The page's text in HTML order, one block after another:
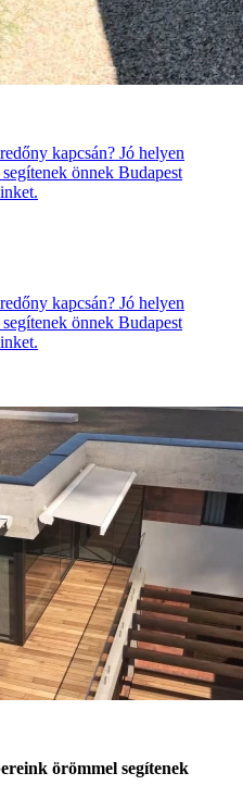
kapcsán? Jó helyen
önnek Budapest
kapcsán? Jó helyen
önnek Budapest
örömmel segítenek